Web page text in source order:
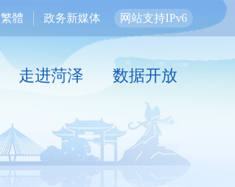
繁體 政务新媒体 网站支持IPv6
走进菏泽 数据开放